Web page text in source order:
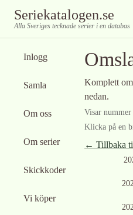
Seriekatalogen.se
Alla Sveriges tecknade serier i en databas
Inlogg
Samla
Om oss
Om serier
Skickkoder
Vi köper
Komplett
nedan.
Visar nummer
Klicka på en
← Tillbaka